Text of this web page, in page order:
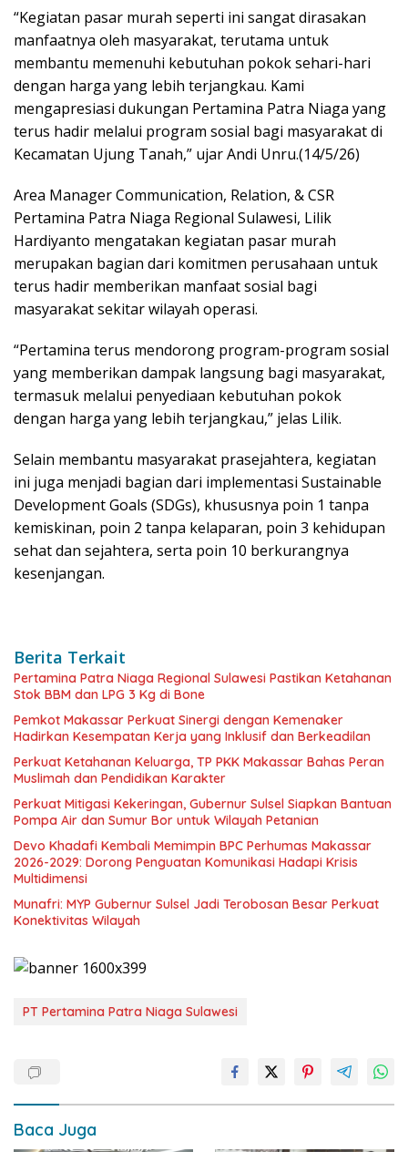
“Kegiatan pasar murah seperti ini sangat dirasakan
manfaatnya oleh masyarakat, terutama untuk
membantu memenuhi kebutuhan pokok sehari-hari
dengan harga yang lebih terjangkau. Kami
mengapresiasi dukungan Pertamina Patra Niaga yang
terus hadir melalui program sosial bagi masyarakat di
Kecamatan Ujung Tanah,” ujar Andi Unru.(14/5/26)
Area Manager Communication, Relation, & CSR
Pertamina Patra Niaga Regional Sulawesi, Lilik
Hardiyanto mengatakan kegiatan pasar murah
merupakan bagian dari komitmen perusahaan untuk
terus hadir memberikan manfaat sosial bagi
masyarakat sekitar wilayah operasi.
“Pertamina terus mendorong program-program sosial
yang memberikan dampak langsung bagi masyarakat,
termasuk melalui penyediaan kebutuhan pokok
dengan harga yang lebih terjangkau,” jelas Lilik.
Selain membantu masyarakat prasejahtera, kegiatan
ini juga menjadi bagian dari implementasi Sustainable
Development Goals (SDGs), khususnya poin 1 tanpa
kemiskinan, poin 2 tanpa kelaparan, poin 3 kehidupan
sehat dan sejahtera, serta poin 10 berkurangnya
kesenjangan.
Berita Terkait
Pertamina Patra Niaga Regional Sulawesi Pastikan Ketahanan
Stok BBM dan LPG 3 Kg di Bone
Pemkot Makassar Perkuat Sinergi dengan Kemenaker
Hadirkan Kesempatan Kerja yang Inklusif dan Berkeadilan
Perkuat Ketahanan Keluarga, TP PKK Makassar Bahas Peran
Muslimah dan Pendidikan Karakter
Perkuat Mitigasi Kekeringan, Gubernur Sulsel Siapkan Bantuan
Pompa Air dan Sumur Bor untuk Wilayah Petanian
Devo Khadafi Kembali Memimpin BPC Perhumas Makassar
2026-2029: Dorong Penguatan Komunikasi Hadapi Krisis
Multidimensi
Munafri: MYP Gubernur Sulsel Jadi Terobosan Besar Perkuat
Konektivitas Wilayah
PT Pertamina Patra Niaga Sulawesi
Baca Juga